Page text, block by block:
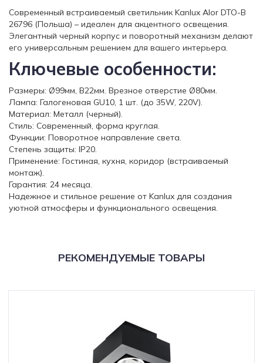
Современный встраиваемый светильник Kanlux Alor DTO-B
26796 (Польша) – идеален для акцентного освещения.
Элегантный черный корпус и поворотный механизм делают
его универсальным решением для вашего интерьера.
Ключевые особенности:
Размеры: Ø99мм, В22мм. Врезное отверстие Ø80мм.
Лампа: Галогеновая GU10, 1 шт. (до 35W, 220V).
Материал: Металл (черный).
Стиль: Современный, форма круглая.
Функции: Поворотное направление света.
Степень защиты: IP20.
Применение: Гостиная, кухня, коридор (встраиваемый
монтаж).
Гарантия: 24 месяца.
Надежное и стильное решение от Kanlux для создания
уютной атмосферы и функционального освещения.
РЕКОМЕНДУЕМЫЕ ТОВАРЫ